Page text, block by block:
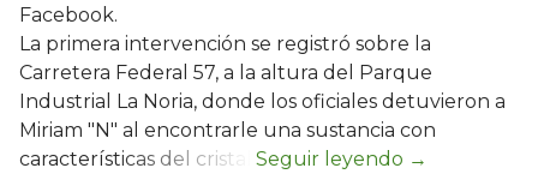
Facebook.
La primera intervención se registró sobre la
Carretera Federal 57, a la altura del Parque
Industrial La Noria, donde los oficiales detuvieron a
Miriam "N" al encontrarle una sustancia con
características del cristal.